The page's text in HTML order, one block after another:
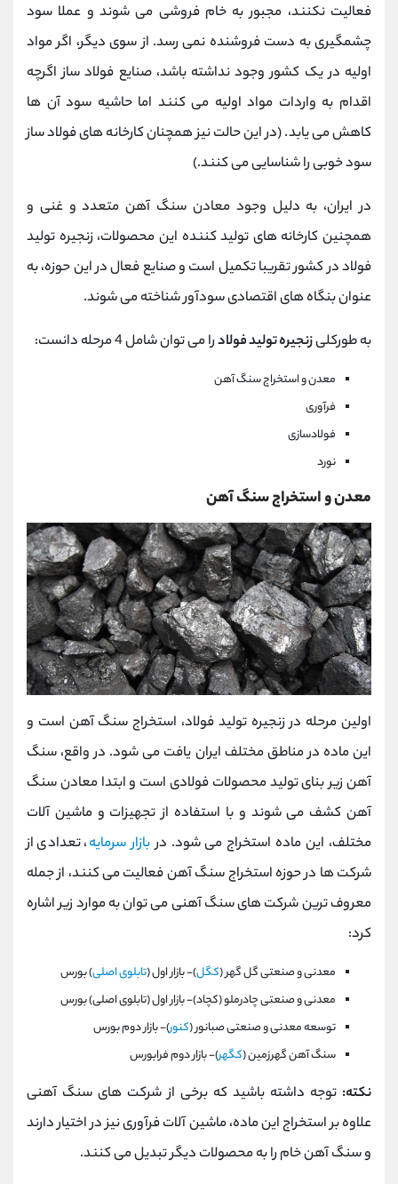
فعالیت نکنند، مجبور به خام فروشی می شوند و عملا سود
چشمگیری به دست فروشنده نمی رسد. از سوی دیگر، اگر مواد
اولیه در یک کشور وجود نداشته باشد، صنایع فولاد ساز اگرچه
اقدام به واردات مواد اولیه می کنند اما حاشیه سود آن ها
کاهش می یابد. (در این حالت نیز همچنان کارخانه های فولاد ساز
سود خوبی را شناسایی می کنند.)
در ایران، به دلیل وجود معادن سنگ آهن متعدد و غنی و
همچنین کارخانه های تولید کننده این محصولات، زنجیره تولید
فولاد در کشور تقریبا تکمیل است و صنایع فعال در این حوزه، به
عنوان بنگاه های اقتصادی سودآور شناخته می شوند.
به طورکلیزنجیره تولید فولادرا می توان شامل 4 مرحله دانست:
معدن و استخراج سنگ آهن
فرآوری
فولادسازی
نورد
معدن و استخراج سنگ آهن
اولین مرحله در زنجیره تولید فولاد، استخراج سنگ آهن است و
این ماده در مناطق مختلف ایران یافت می شود. در واقع، سنگ
آهن زیر بنای تولید محصولات فولادی است و ابتدا معادن سنگ
آهن کشف می شوند و با استفاده از تجهیزات و ماشین آلات
مختلف، این ماده استخراج می شود. دربازار سرمایه، تعدادی از
شرکت ها در حوزه استخراج سنگ آهن فعالیت می کنند، از جمله
معروف ترین شرکت های سنگ آهنی می توان به موارد زیر اشاره
کرد:
معدنی و صنعتی گل گهر (كگل)- بازار اول (تابلوی اصلی) بورس
معدنی و صنعتی چادرملو (كچاد)- بازار اول (تابلوی اصلی) بورس
توسعه معدنی و صنعتی صبانور (كنور)- بازار دوم بورس
سنگ آهن گهرزمين (كگهر)- بازار دوم فرابورس
نکته: توجه داشته باشید که برخی از شرکت های سنگ آهنی
علاوه بر استخراج این ماده، ماشین آلات فرآوری نیز در اختیار دارند
و سنگ آهن خام را به محصولات دیگر تبدیل می کنند.